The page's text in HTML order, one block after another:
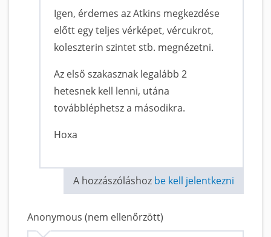
Igen, érdemes az Atkins megkezdése
előtt egy teljes vérképet, vércukrot,
koleszterin szintet stb. megnézetni.
Az első szakasznak legalább 2
hetesnek kell lenni, utána
továbbléphetsz a másodikra.
Hoxa
A hozzászóláshoz be kell jelentkezni
Anonymous (nem ellenőrzött)